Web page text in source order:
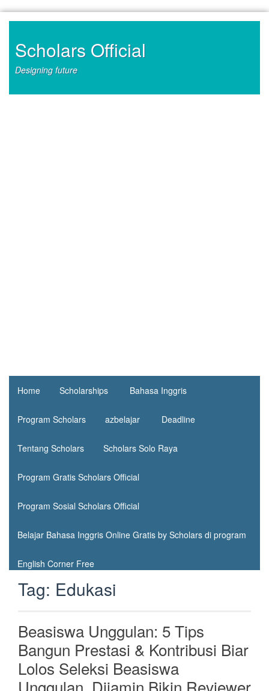
contentScholars Official
Designing future
Home Scholarships Bahasa Inggris
Program Scholars azbelajar Deadline
Tentang Scholars Scholars Solo Raya
Program Gratis Scholars Official
Program Sosial Scholars Official
Belajar Bahasa Inggris Online Gratis by Scholars di program
English Corner Free
Tag: Edukasi
Beasiswa Unggulan: 5 Tips
Bangun Prestasi & Kontribusi Biar
Lolos Seleksi Beasiswa
Unggulan. Dijamin Bikin Reviewer